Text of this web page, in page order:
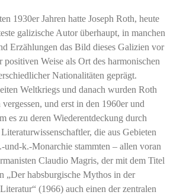
1930er Jahren hatte Joseph Roth, heute
galizische Autor überhaupt, in manchen
Erzählungen das Bild dieses Galizien vor
positiven Weise als Ort des harmonischen
Nationalitäten geprägt.
Weltkriegs und danach wurden Roth
und erst in den 1960er und
es zu deren Wiederentdeckung durch
die aus Gebieten
und-k.-Monarchie stammten – allen voran
Claudio Magris, der mit dem Titel
„Der habsburgische Mythos in der
(1966) auch einen der zentralen